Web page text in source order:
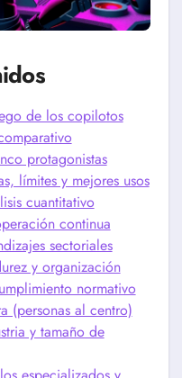
de los copilotos
protagonistas
límites y mejores usos
cuantitativo
continua
sectoriales
y organización
normativo
(personas al centro)
y tamaño de